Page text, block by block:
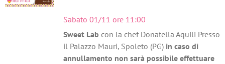
Sabato 01/11 ore 11:00
Sweet Lab con la chef Donatella Aquili Presso
il Palazzo Mauri, Spoleto (PG) in caso di
annullamento non sarà possibile effettuare